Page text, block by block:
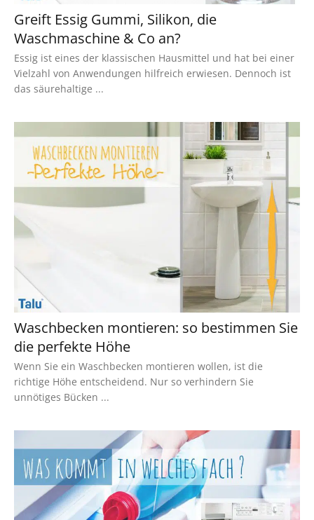
Greift Essig Gummi, Silikon, die
Waschmaschine & Co an?
Essig ist eines der klassischen Hausmittel und hat bei einer
Vielzahl von Anwendungen hilfreich erwiesen. Dennoch ist
das säurehaltige ...
Waschbecken montieren: so bestimmen Sie
die perfekte Höhe
Wenn Sie ein Waschbecken montieren wollen, ist die
richtige Höhe entscheidend. Nur so verhindern Sie
unnötiges Bücken ...